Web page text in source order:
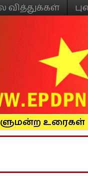
வித்துக்கள்
உரைகள்